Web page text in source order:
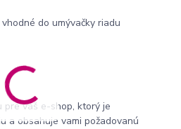
do umývačky riadu
pre váš e-shop, ktorý je
a obsahuje vami požadovanú